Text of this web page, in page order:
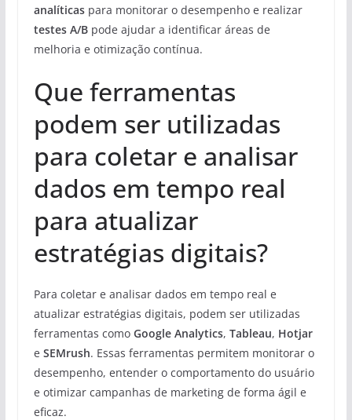
analíticaspara monitorar o desempenho e realizar
testes A/Bpode ajudar a identificar áreas de
melhoria e otimização contínua.
Que ferramentas
podem ser utilizadas
para coletar e analisar
dados em tempo real
para atualizar
estratégias digitais?
Para coletar e analisar dados em tempo real e
atualizar estratégias digitais, podem ser utilizadas
ferramentas como Google Analytics, Tableau, Hotjar
e SEMrush. Essas ferramentas permitem monitorar o
desempenho, entender o comportamento do usuário
e otimizar campanhas de marketing de forma ágil e
eficaz.